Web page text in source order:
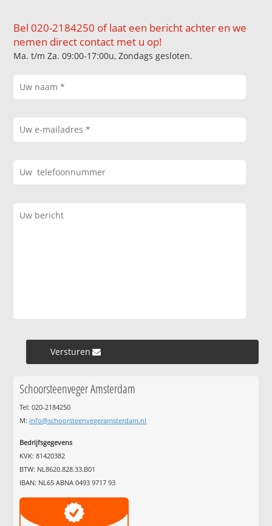
Bel 020-2184250 of laat een bericht achter en we
nemen direct contact met u op!
Ma. t/m Za. 09:00-17:00u, Zondags gesloten.
Versturen »
Schoorsteenveger Amsterdam
Tel: 020-2184250
M: info@schoorsteenvegeramsterdam.nl
Bedrijfsgegevens
KVK: 81420382
BTW: NL8620.828.33.B01
IBAN: NL65 ABNA 0493 9717 93